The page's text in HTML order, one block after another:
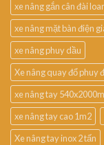
xe nâng gắn cân đài
xe nâng mặt bàn điện
xe nâng phuy dầu
Xe nâng quay đổ phuy
xe nâng tay
xe nâng tay cao 1m2
Xe nâng tay inox 2 tấn